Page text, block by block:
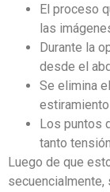
El proceso
las
Durante la
desde el
Se elimina
Los puntos
tanto
Luego de que
secuencialmente,